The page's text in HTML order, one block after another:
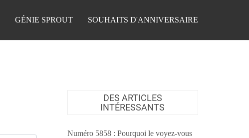
GÉNIE SPROUT SOUHAITS D'ANNIVERSAIRE
DES ARTICLES
INTÉRESSANTS
Numéro 5858 : Pourquoi le voyez-vous